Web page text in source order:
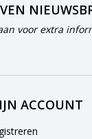
voor extra
ACCOUNT